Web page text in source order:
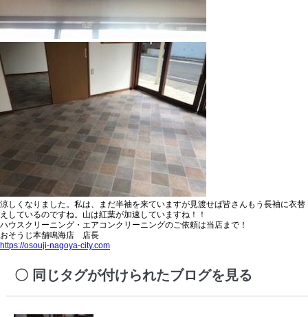
涼しくなりました。私は、まだ半袖を来ていますが見渡せば皆さんもう長袖に衣替
えしているのですね。山は紅葉が加速していますね！！
ハウスクリーニング・エアコンクリーニングのご依頼は当店まで！
おそうじ本舗鳴海店 店長
https://osouji-nagoya-city.com
同じタグが付けられたブログを見る